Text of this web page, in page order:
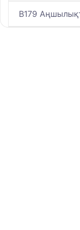
B179